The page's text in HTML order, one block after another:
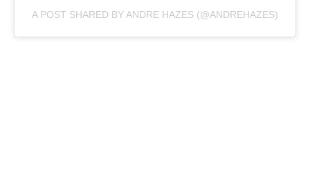
A POST SHARED BY ANDRE HAZES (@ANDREHAZES)